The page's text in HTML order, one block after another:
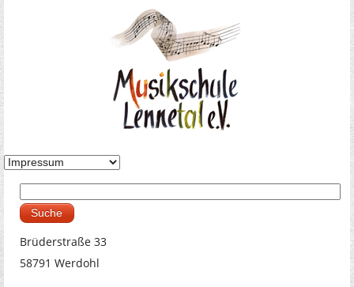
Suchformular
Brüderstraße 33
58791 Werdohl